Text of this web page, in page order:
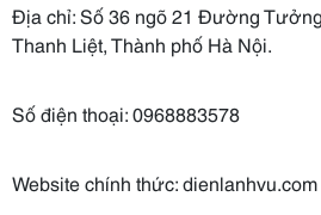
Địa chỉ: Số 36 ngõ 21 Đường
Thanh Liệt, Thành phố Hà Nội.
Số điện thoại: 0968883578
Website chính thức: dienlanhvu.com